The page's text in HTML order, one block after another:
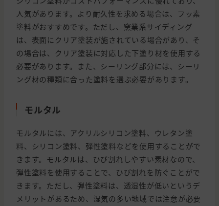
人気があります。より耐久性を求める場合は、フッ素
塗料がおすすめです。ただし、窯業系サイディング
は、表面にクリア塗装が施されている場合があり、そ
の場合は、クリア塗装に対応した下塗り材を使用する
必要があります。また、シーリング部分には、シーリ
ング材の種類に合った塗料を選ぶ必要があります。
モルタル
モルタルには、アクリルシリコン塗料、ウレタン塗
料、シリコン塗料、弾性塗料などを使用することがで
きます。モルタルは、ひび割れしやすい素材なので、
弾性塗料を使用することで、ひび割れを防ぐことがで
きます。ただし、弾性塗料は、透湿性が低いというデ
メリットがあるため、湿気の多い地域では注意が必要